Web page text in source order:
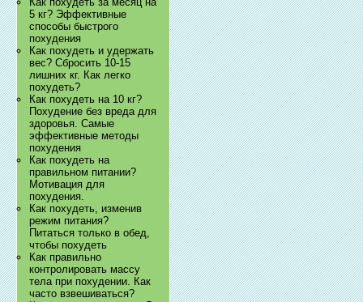
5 кг? Эффективные
способы быстрого
похудения
Как похудеть и удержать
вес? Сбросить 10-15
лишних кг. Как легко
похудеть?
Как похудеть на 10 кг?
Похудение без вреда для
здоровья. Самые
эффективные методы
похудения
Как похудеть на
правильном питании?
Мотивация для
похудения.
Как похудеть, изменив
режим питания?
Питаться только в обед,
чтобы похудеть
Как правильно
контролировать массу
тела при похудении. Как
часто взвешиваться?